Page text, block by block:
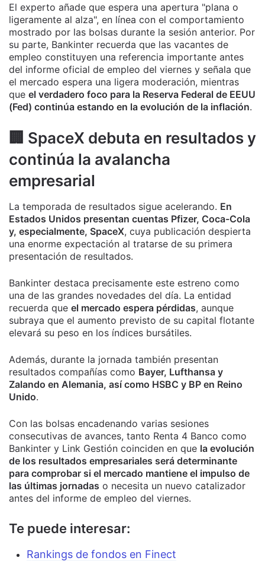
El experto añade que espera una apertura "plana o
ligeramente al alza", en línea con el comportamiento
mostrado por las bolsas durante la sesión anterior. Por
su parte, Bankinter recuerda que las vacantes de
empleo constituyen una referencia importante antes
del informe oficial de empleo del viernes y señala que
el mercado espera una ligera moderación, mientras
que el verdadero foco para la Reserva Federal de EEUU
(Fed) continúa estando en la evolución de la inflación.
🏢 SpaceX debuta en resultados y
continúa la avalancha
empresarial
La temporada de resultados sigue acelerando. En
Estados Unidos presentan cuentas Pfizer, Coca-Cola
y, especialmente, SpaceX, cuya publicación despierta
una enorme expectación al tratarse de su primera
presentación de resultados.
Bankinter destaca precisamente este estreno como
una de las grandes novedades del día. La entidad
recuerda que el mercado espera pérdidas, aunque
subraya que el aumento previsto de su capital flotante
elevará su peso en los índices bursátiles.
Además, durante la jornada también presentan
resultados compañías como Bayer, Lufthansa y
Zalando en Alemania, así como HSBC y BP en Reino
Unido.
Con las bolsas encadenando varias sesiones
consecutivas de avances, tanto Renta 4 Banco como
Bankinter y Link Gestión coinciden en que la evolución
de los resultados empresariales será determinante
para comprobar si el mercado mantiene el impulso de
las últimas jornadas o necesita un nuevo catalizador
antes del informe de empleo del viernes.
Te puede interesar:
Rankings de fondos en Finect